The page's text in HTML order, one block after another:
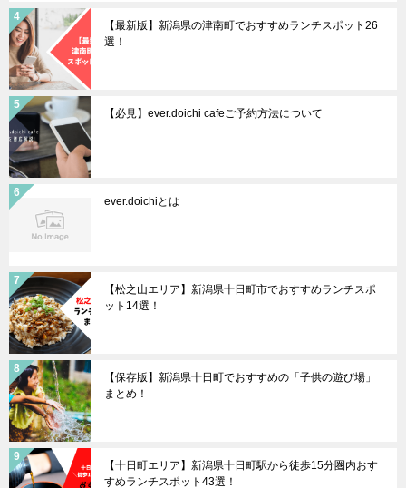
【最新版】新潟県の津南町でおすすめランチスポット26
選！
【必見】ever.doichi cafeご予約方法について
ever.doichiとは
【松之山エリア】新潟県十日町市でおすすめランチスポ
ット14選！
【保存版】新潟県十日町でおすすめの「子供の遊び場」
まとめ！
【十日町エリア】新潟県十日町駅から徒歩15分圏内おす
すめランチスポット43選！